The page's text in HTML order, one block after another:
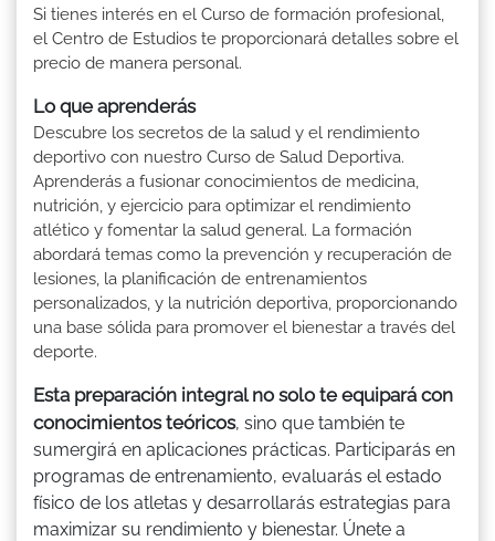
Si tienes interés en el Curso de formación profesional,
el Centro de Estudios te proporcionará detalles sobre el
precio de manera personal.
Lo que aprenderás
Descubre los secretos de la salud y el rendimiento
deportivo con nuestro Curso de Salud Deportiva.
Aprenderás a fusionar conocimientos de medicina,
nutrición, y ejercicio para optimizar el rendimiento
atlético y fomentar la salud general. La formación
abordará temas como la prevención y recuperación de
lesiones, la planificación de entrenamientos
personalizados, y la nutrición deportiva, proporcionando
una base sólida para promover el bienestar a través del
deporte.
Esta preparación integral no solo te equipará con
conocimientos teóricos, sino que también te
sumergirá en aplicaciones prácticas. Participarás en
programas de entrenamiento, evaluarás el estado
físico de los atletas y desarrollarás estrategias para
maximizar su rendimiento y bienestar. Únete a